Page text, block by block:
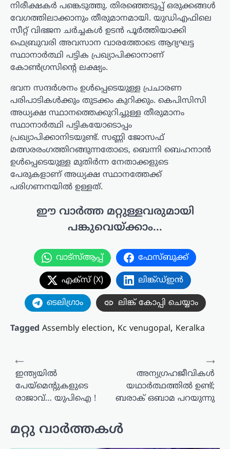
നിരീക്ഷകർ പങ്കെടുത്തു. തിരഞ്ഞെടുപ്പ് ഒരുക്കങ്ങൾ
വേഗത്തിലാക്കാനും തീരുമാനമായി. യുഡിഎഫിലെ
സീറ്റ് വിഭജന ചർച്ചകൾ ഉടൻ പൂർത്തിയാക്കി
ഫെബ്രുവരി അവസാന വാരത്തോടെ ആദ്യഘട്ട
സ്ഥാനാർത്ഥി പട്ടിക പ്രഖ്യാപിക്കാനാണ്
കോൺഗ്രസിന്റെ ലക്ഷ്യം.
ഭവന സന്ദർശനം ഉൾപ്പെടെയുള്ള പ്രചാരണ
പരിപാടികൾക്കും തുടക്കം കുറിക്കും. കെപിസിസി
അധ്യക്ഷ സ്ഥാനത്തെക്കുറിച്ചുള്ള തീരുമാനം
സ്ഥാനാർത്ഥി പട്ടികയോടൊപ്പം
പ്രഖ്യാപിക്കാനിടയുണ്ട്. സണ്ണി ജോസഫ്
മത്സരരംഗത്തിറങ്ങുന്നതോടെ, ബെന്നി ബെഹനാൻ
ഉൾപ്പെടെയുള്ള മുതിർന്ന നേതാക്കളുടെ
പേരുകളാണ് അധ്യക്ഷ സ്ഥാനത്തേക്ക്
പരിഗണനയിൽ ഉള്ളത്.
ഈ വാർത്ത മറ്റുള്ളവരുമായി
പങ്കുവെയ്ക്കാം...
വാട്സ്ആപ്പ് ഫേസ്ബുക്ക്
എക്സ് (X) ലിങ്ക്ഡ്ഇൻ
ടെലിഗ്രാം ലിങ്ക് കോപ്പി ചെയ്യാം
Tagged Assembly election, Kc venugopal, Keralka
പോസ്റ്റുകളിലൂടെ
⟵
ഇന്ത്യയിൽ
പേയ്‌മെന്റുകളുടെ
രാജാവ്… യുപിഐ !
അന്യഗ്രഹജീവികൾ
യഥാർത്ഥത്തിൽ ഉണ്ട്;
ബരാക് ഒബാമ പറയുന്നു
⟶
മറ്റു വാർത്തകൾ